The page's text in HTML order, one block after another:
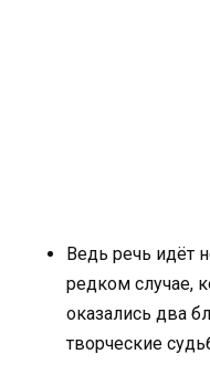
Ведь речь идёт
редком случае,
оказались два
творческие